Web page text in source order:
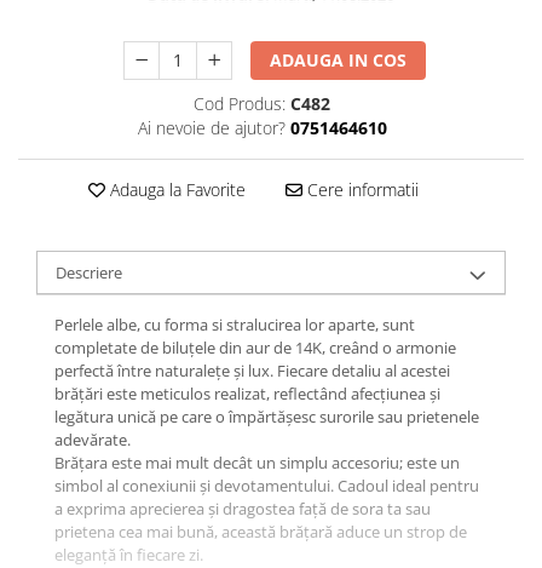
ADAUGA IN COS
Cod Produs: C482
Ai nevoie de ajutor? 0751464610
Adauga la Favorite Cere informatii
Descriere
Perlele albe, cu forma si stralucirea lor aparte, sunt
completate de biluțele din aur de 14K, creând o armonie
perfectă între naturalețe și lux. Fiecare detaliu al acestei
brățări este meticulos realizat, reflectând afecțiunea și
legătura unică pe care o împărtășesc surorile sau prietenele
adevărate.
Brățara este mai mult decât un simplu accesoriu; este un
simbol al conexiunii și devotamentului. Cadoul ideal pentru
a exprima aprecierea și dragostea față de sora ta sau
prietena cea mai bună, această brățară aduce un strop de
eleganță în fiecare zi.